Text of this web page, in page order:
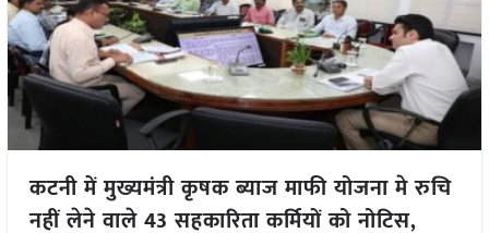
कटनी में मुख्यमंत्री कृषक ब्याज माफी योजना मे रुचि
नहीं लेने वाले 43 सहकारिता कर्मियों को नोटिस,